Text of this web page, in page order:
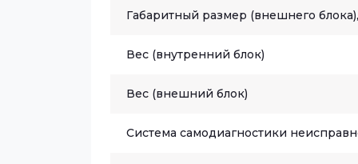
Габаритный размер (внешнего
Вес (внутренний блок)
Вес (внешний блок)
Система самодиагностики